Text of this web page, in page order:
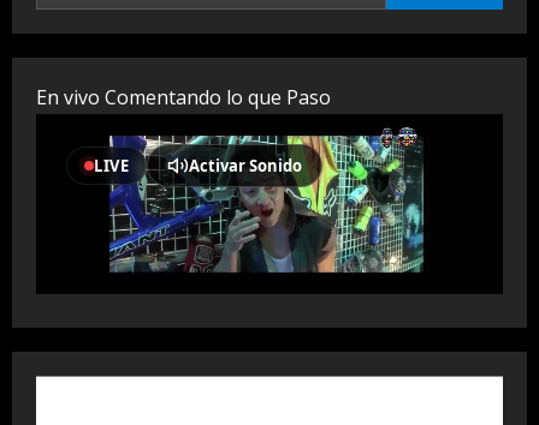
En vivo Comentando lo que Paso